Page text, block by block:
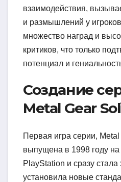
взаимодействия,
и размышлений у
множество наград и
критиков, что только
потенциал и
Создание
Metal Gear
Первая игра серии,
выпущена в 1998 году на
PlayStation и сразу
установила новые